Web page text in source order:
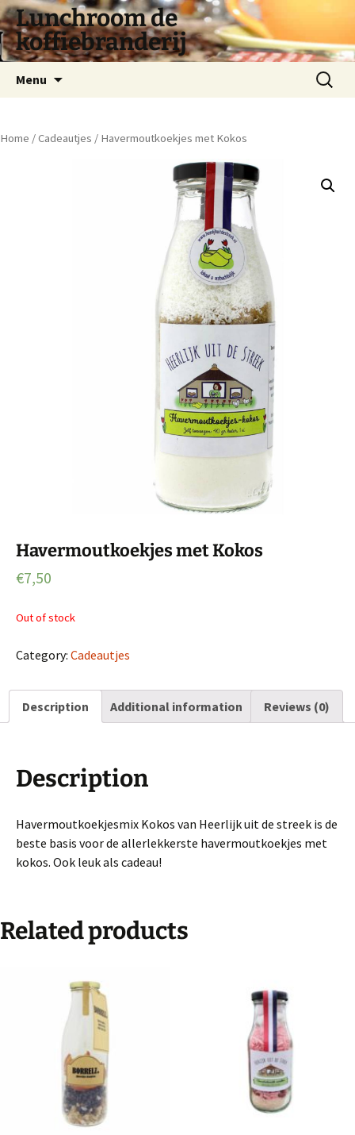
Lunchroom de
koffiebranderij
Menu
Zoeken
naar:
Home /Cadeautjes / Havermoutkoekjes met Kokos
Havermoutkoekjes met Kokos
€7,50
Out of stock
Category: Cadeautjes
Description Additional information Reviews (0)
Description
Havermoutkoekjesmix Kokos van Heerlijk uit de streek is de
beste basis voor de allerlekkerste havermoutkoekjes met
kokos. Ook leuk als cadeau!
Related products